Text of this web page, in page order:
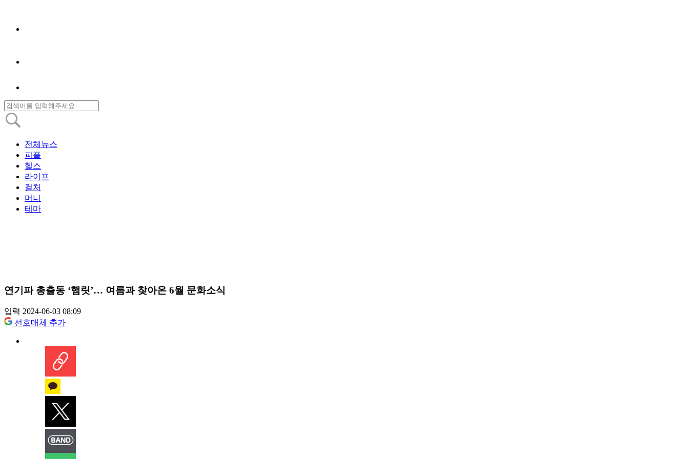
전체뉴스
피플
헬스
라이프
컬처
머니
테마
연기파 총출동 ‘햄릿’… 여름과 찾아온 6월 문화소식
입력 2024-06-03 08:09
선호매체 추가